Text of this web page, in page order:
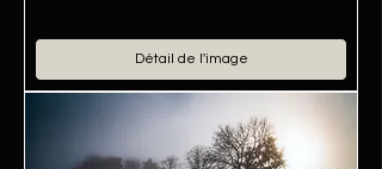
Détail de l'image